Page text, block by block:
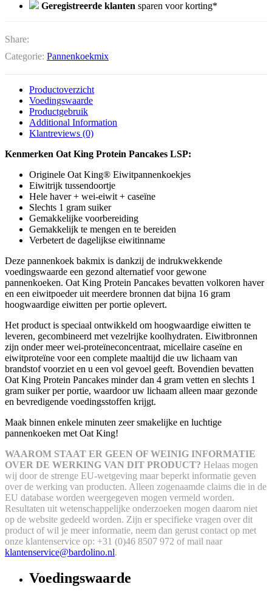
Geregistreerde klanten sparen voor korting*
Share:
Categorie: Pannenkoekmix
Productoverzicht
Voedingswaarde
Productgebruik
Additional Information
Klantreviews (0)
Kenmerken Oat King Protein Pancakes LSP:
Originele Oat King® Eiwitpannenkoekjes
Eiwitrijk tussendoortje
Hele haver + wei-eiwit + caseïne
Slechts 1 gram suiker
Gemakkelijke voorbereiding
Gemakkelijk te mengen en te bereiden
Verbetert de dagelijkse eiwitinname
Deze pannenkoek bakmix is ​​dankzij de indrukwekkende
voedingswaarde een gezond alternatief voor gewone
pannenkoeken. Oat King Protein Pancakes bevatten volkoren haver
en een eiwitpoeder uit meerdere bronnen dat bijna 16 gram
hoogwaardige eiwitten per portie oplevert.
Het product is speciaal ontwikkeld om hoogwaardige eiwitten te
leveren, gecombineerd met vezelrijke koolhydraten. Eiwitbronnen
zijn onder meer wei-proteïneconcentraat, micellaire caseïne en
eiwitproteïne voor een complete maaltijd die uw lichaam van
brandstof voorziet en u een vol gevoel geeft. Bovendien bevatten
Oat King Protein Pancakes minder dan 4 gram vetten en slechts 1
gram suiker per portie, waardoor uw lichaam alleen maar gezonde
en bevredigende voedingsstoffen krijgt.
Maak binnen enkele minuten zeer smakelijke en luchtige
pannenkoeken met Oat King!
WAAROM STAAT ER GEEN OF WEINIG INFORMATIE
OVER DE WERKING VAN DIT PRODUCT? Helaas mogen
wij door de strenge EU-wetgeving maar beperkt informatie geven
over de werking van producten. Alleen zogenaamde claims die in de
EU database worden weergegeven mogen vermeld worden.
Resultaten uit wetenschappelijke onderzoeken mogen daarom niet
op de website gedeeld worden. Zijn er specifieke vragen over dit
product of wil je meer informatie, neem dan gerust contact op met
onze klantenservice op: +31 (0)46 8507 972 of mail naar
klantenservice@bardolino.nl.
Voedingswaarde